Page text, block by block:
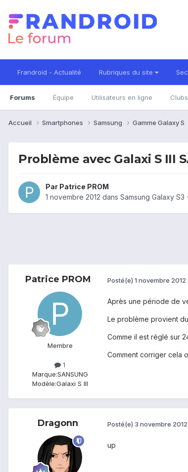
Frandroid - Actualité Rubriques du site
Forums Équipe Utilisateurs en ligne Clubs
Accueil Smartphones Samsung Gamme Galaxy S
Problème avec Galaxi S III
Par Patrice PROM
1 novembre 2012 dans Samsung Galaxy
Patrice PROM
Membre
1
Marque:SANSUNG
Modèle:Galaxi S III
Posté(e) 1 novembre 2012
Après une période de
Le problème provient
Comme il est réglé sur
Comment corriger cela
Dragonn Posté(e) 3 novembre 2012
up